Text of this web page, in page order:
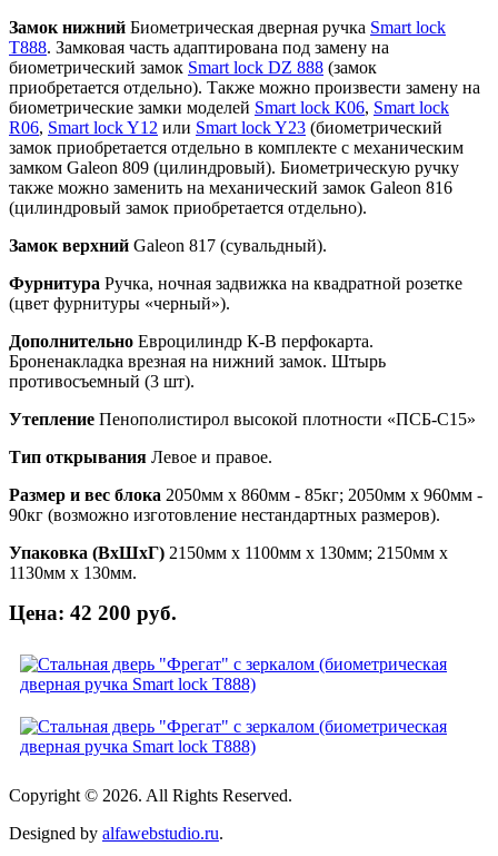
Замок нижний Биометрическая дверная ручка Smart lock
T888. Замковая часть адаптирована под замену на
биометрический замок Smart lock DZ 888 (замок
приобретается отдельно). Также можно произвести замену на
биометрические замки моделей Smart lock К06, Smart lock
R06, Smart lock Y12 или Smart lock Y23 (биометрический
замок приобретается отдельно в комплекте с механическим
замком Galeon 809 (цилиндровый). Биометрическую ручку
также можно заменить на механический замок Galeon 816
(цилиндровый замок приобретается отдельно).
Замок верхний Galeon 817 (сувальдный).
Фурнитура Ручка, ночная задвижка на квадратной розетке
(цвет фурнитуры «черный»).
Дополнительно Евроцилиндр К-В перфокарта.
Броненакладка врезная на нижний замок. Штырь
противосъемный (3 шт).
Утепление Пенополистирол высокой плотности «ПСБ-С15»
Тип открывания Левое и правое.
Размер и вес блока 2050мм х 860мм - 85кг; 2050мм х 960мм -
90кг (возможно изготовление нестандартных размеров).
Упаковка (ВхШхГ) 2150мм х 1100мм х 130мм; 2150мм х
1130мм х 130мм.
Цена: 42 200 руб.
Copyright © 2026. All Rights Reserved.
Designed by alfawebstudio.ru.